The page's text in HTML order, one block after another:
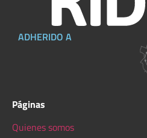
ADHERIDO A
Páginas
Quienes somos